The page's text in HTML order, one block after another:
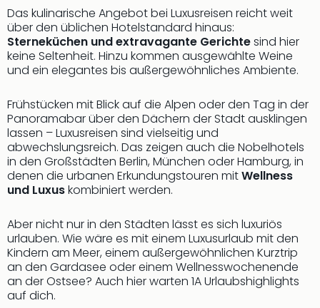
Das kulinarische Angebot bei Luxusreisen reicht weit
über den üblichen Hotelstandard hinaus:
Sterneküchen und extravagante Gerichtesind hier
keine Seltenheit. Hinzu kommen ausgewählte Weine
und ein elegantes bis außergewöhnliches Ambiente.
Frühstücken mit Blick auf die Alpen oder den Tag in der
Panoramabar über den Dächern der Stadt ausklingen
lassen – Luxusreisen sind vielseitig und
abwechslungsreich. Das zeigen auch die Nobelhotels
in den Großstädten Berlin, München oder Hamburg, in
denen die urbanen Erkundungstouren mitWellness
und Luxuskombiniert werden.
Aber nicht nur in den Städten lässt es sich luxuriös
urlauben. Wie wäre es mit einem Luxusurlaub mit den
Kindern am Meer, einem außergewöhnlichen Kurztrip
an den Gardasee oder einem Wellnesswochenende
an der Ostsee? Auch hier warten 1A Urlaubshighlights
auf dich.